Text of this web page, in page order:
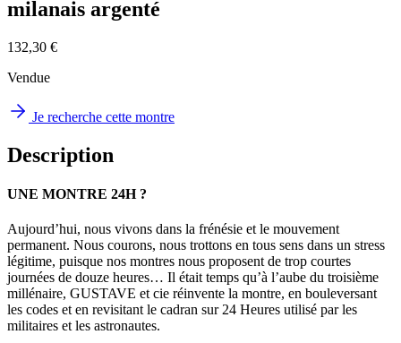
milanais argenté
132,30 €
Vendue
Je recherche cette montre
Description
UNE MONTRE 24H ?
Aujourd’hui, nous vivons dans la frénésie et le mouvement
permanent. Nous courons, nous trottons en tous sens dans un stress
légitime, puisque nos montres nous proposent de trop courtes
journées de douze heures… Il était temps qu’à l’aube du troisième
millénaire, GUSTAVE et cie réinvente la montre, en bouleversant
les codes et en revisitant le cadran sur 24 Heures utilisé par les
militaires et les astronautes.